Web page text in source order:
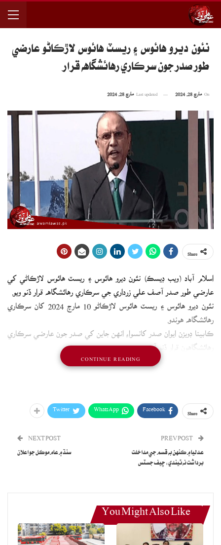
نئون ديرو هائوس ۽ ريسٽ هائوس لاڙڪاڻو عارضي
طور صدر جون سرڪاري رهائشگاهه قرار
مارچ 28, 2024 مارچ 28, 2024
اسلام آباد (ويب ڊيسڪ) نئون ديرو هائوس ۽ ريسٽ هائوس لاڙڪاڻي کي
عارضي طور صدر آصف علي زرداري جي سرڪاري رهائشگاهه قرار ڏنو ويو.
نئون ديرو هائوس ۽ ريسٽ هائوس لاڙڪاڻو 10 مارچ 2024 کان سرڪاري
رهائشگاهه هوندو.
ڪابينا ڊويزن ايوان صدر کانسواءِ انهن جاين کي صدر جون عارضي سرڪاري
رهائشگاهون قرار ڏنو آهي.
عارضي سرڪاري رهائشگاهون صدر جي پگهار، الائونسز، پريويليجز ايڪٽ
Facebook
WhatsApp
Twitter
عدليا ۾ ڪنهن به قسم جي مداخلت
برداشت نه ٿيندي: چيف جسٽس
NEXT POST
سنڌ ۾ عام موڪل جو اعلان
You Might Also Like